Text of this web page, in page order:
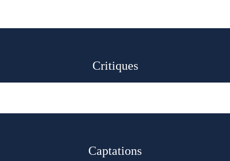
Critiques
Captations